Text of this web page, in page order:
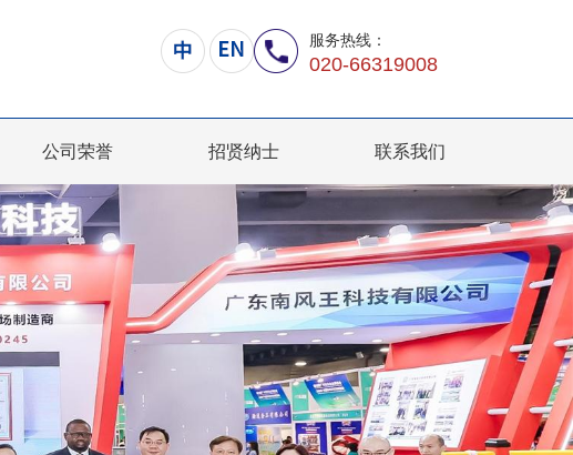
服务热线：
020-66319008
公司荣誉 招贤纳士 联系我们